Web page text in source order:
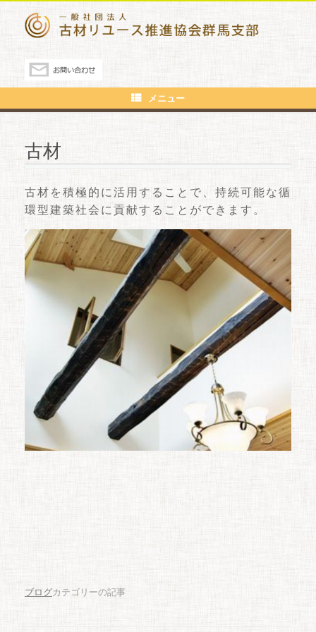
メニュー
古材
古材を積極的に活用することで、持続可能な循
環型建築社会に貢献することができます。
ブログカテゴリーの記事